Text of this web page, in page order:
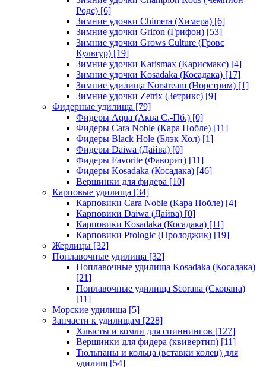
Родс) [6]
Зимние удочки Chimera (Химера) [6]
Зимние удочки Grifon (Грифон) [53]
Зимние удочки Grows Culture (Гровс
Культур) [19]
Зимние удочки Karismax (Карисмакс) [4]
Зимние удочки Kosadaka (Косадака) [17]
Зимние удилища Norstream (Норстрим) [1]
Зимние удочки Zetrix (Зетрикс) [9]
Фидерные удилища [79]
Фидеры Aqua (Аква С.-Пб.) [0]
Фидеры Cara Noble (Кара Нобле) [11]
Фидеры Black Hole (Блэк Хол) [1]
Фидеры Daiwa (Дайва) [0]
Фидеры Favorite (Фаворит) [11]
Фидеры Kosadaka (Косадака) [46]
Вершинки для фидера [10]
Карповые удилища [34]
Карповики Cara Noble (Кара Нобле) [4]
Карповики Daiwa (Дайва) [0]
Карповики Kosadaka (Косадака) [11]
Карповики Prologic (Пролоджик) [19]
Жерлицы [32]
Поплавочные удилища [32]
Поплавочные удилища Kosadaka (Косадака)
[21]
Поплавочные удилища Scorana (Скорана)
[11]
Морские удилища [5]
Запчасти к удилищам [228]
Хлысты и комли для спиннингов [127]
Вершинки для фидера (квивертип) [11]
Тюльпаны и кольца (вставки колец) для
удилищ [54]